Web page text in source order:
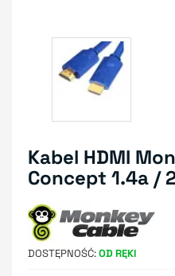
Kabel HDMI
Concept 1.4a /
DOSTĘPNOŚĆ OD RĘKI